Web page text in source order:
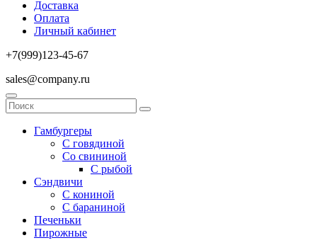
Доставка
Оплата
Личный кабинет
+7(999)123-45-67
sales@company.ru
Гамбургеры
С говядиной
Со свининой
С рыбой
Сэндвичи
С кониной
С бараниной
Печеньки
Пирожные